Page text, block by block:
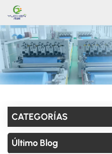
CATEGORÍAS
Último Blog